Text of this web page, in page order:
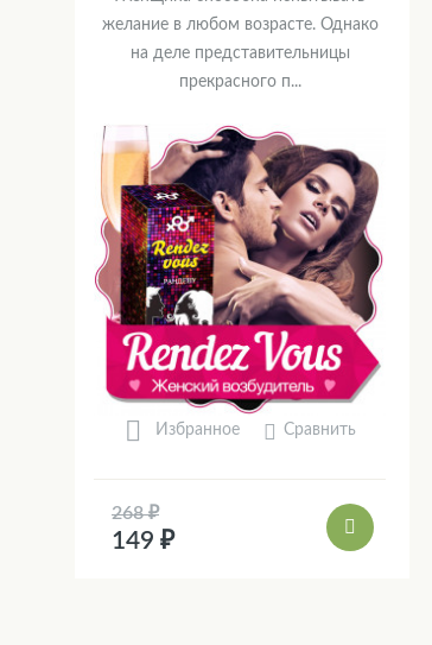
желание в любом возрасте. Однако
на деле представительницы
прекрасного п...
Избранное Сравнить
268 ₽
149 ₽